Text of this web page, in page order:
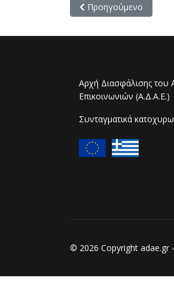
Προηγούμενο άρθρο:
Προηγούμενο
Αρχή Διασφάλισης του
Επικοινωνιών (Α.Δ.Α.Ε.)
Συνταγματικά
© 2026 Copyright adae.gr